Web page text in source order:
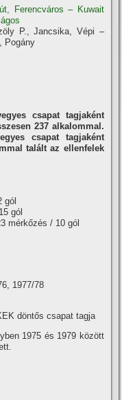
Ferencváros – Kuwait
P., Jancsika, Vépi –
Pogány
csapat tagjaként
237 alkalommal.
csapat tagjaként
talált az ellenfelek
gól
gól
mérkőzés / 10 gól
1977/78
döntős csapat tagja
1975 és 1979 között